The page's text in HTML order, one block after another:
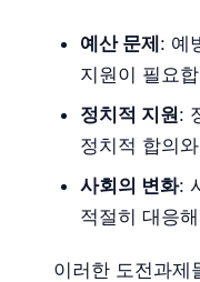
예산 문제: 예
지원이 필요
정치적 지원:
정치적 합의
사회의 변화:
적절히 대응
이러한 도전과제